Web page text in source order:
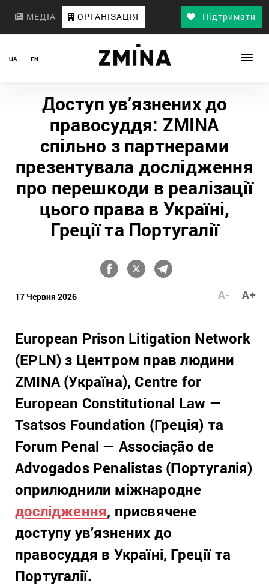
МЕДІА ОРГАНІЗАЦІЯ Підтримати
UA EN
Доступ ув’язнених до
правосуддя: ZMINA
спільно з партнерами
презентувала дослідження
про перешкоди в реалізації
цього права в Україні,
Греції та Португалії
17 Червня 2026 A+
A-
European Prison Litigation Network
(EPLN) з Центром прав людини
ZMINA (Україна), Centre for
European Constitutional Law —
Tsatsos Foundation (Греція) та
Forum Penal — Associação de
Advogados Penalistas (Португалія)
оприлюднили міжнародне
дослідження, присвячене
доступу ув’язнених до
правосуддя в Україні, Греції та
Португалії.